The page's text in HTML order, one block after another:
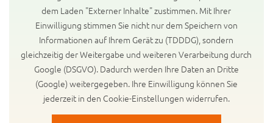
dem Laden "Externer Inhalte" zustimmen. Mit Ihrer
Einwilligung stimmen Sie nicht nur dem Speichern von
Informationen auf Ihrem Gerät zu (TDDDG), sondern
gleichzeitig der Weitergabe und weiteren Verarbeitung durch
Google (DSGVO). Dadurch werden Ihre Daten an Dritte
(Google) weitergegeben. Ihre Einwilligung können Sie
jederzeit in den Cookie-Einstellungen widerrufen.